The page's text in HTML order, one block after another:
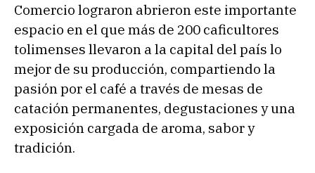
Comercio lograron abrieron este importante
espacio en el que más de 200 caficultores
tolimenses llevaron a la capital del país lo
mejor de su producción, compartiendo la
pasión por el café a través de mesas de
catación permanentes, degustaciones y una
exposición cargada de aroma, sabor y
tradición.